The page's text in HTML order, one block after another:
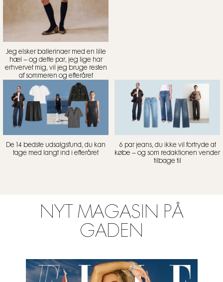
Jeg elsker ballerinaer med en lille
hæl – og dette par, jeg lige har
erhvervet mig, vil jeg bruge resten
af sommeren og efteråret
De 14 bedste udsalgsfund, du kan
tage med langt ind i efteråret
6 par jeans, du ikke vil fortryde at
købe – og som redaktionen vender
tilbage til
NYT MAGASIN PÅ
GADEN